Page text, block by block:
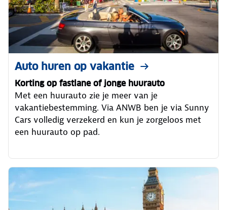
Auto huren op vakantie
Korting op fastlane of jonge huurauto
Met een huurauto zie je meer van je
vakantiebestemming. Via ANWB ben je via Sunny
Cars volledig verzekerd en kun je zorgeloos met
een huurauto op pad.